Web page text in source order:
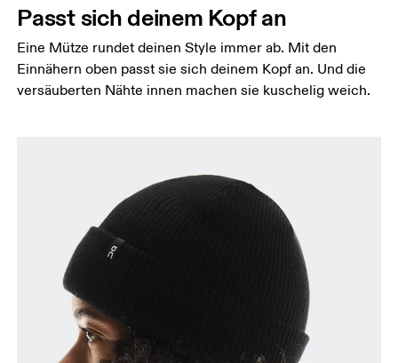
Passt sich deinem Kopf an
Eine Mütze rundet deinen Style immer ab. Mit den
Einnähern oben passt sie sich deinem Kopf an. Und die
versäuberten Nähte innen machen sie kuschelig weich.